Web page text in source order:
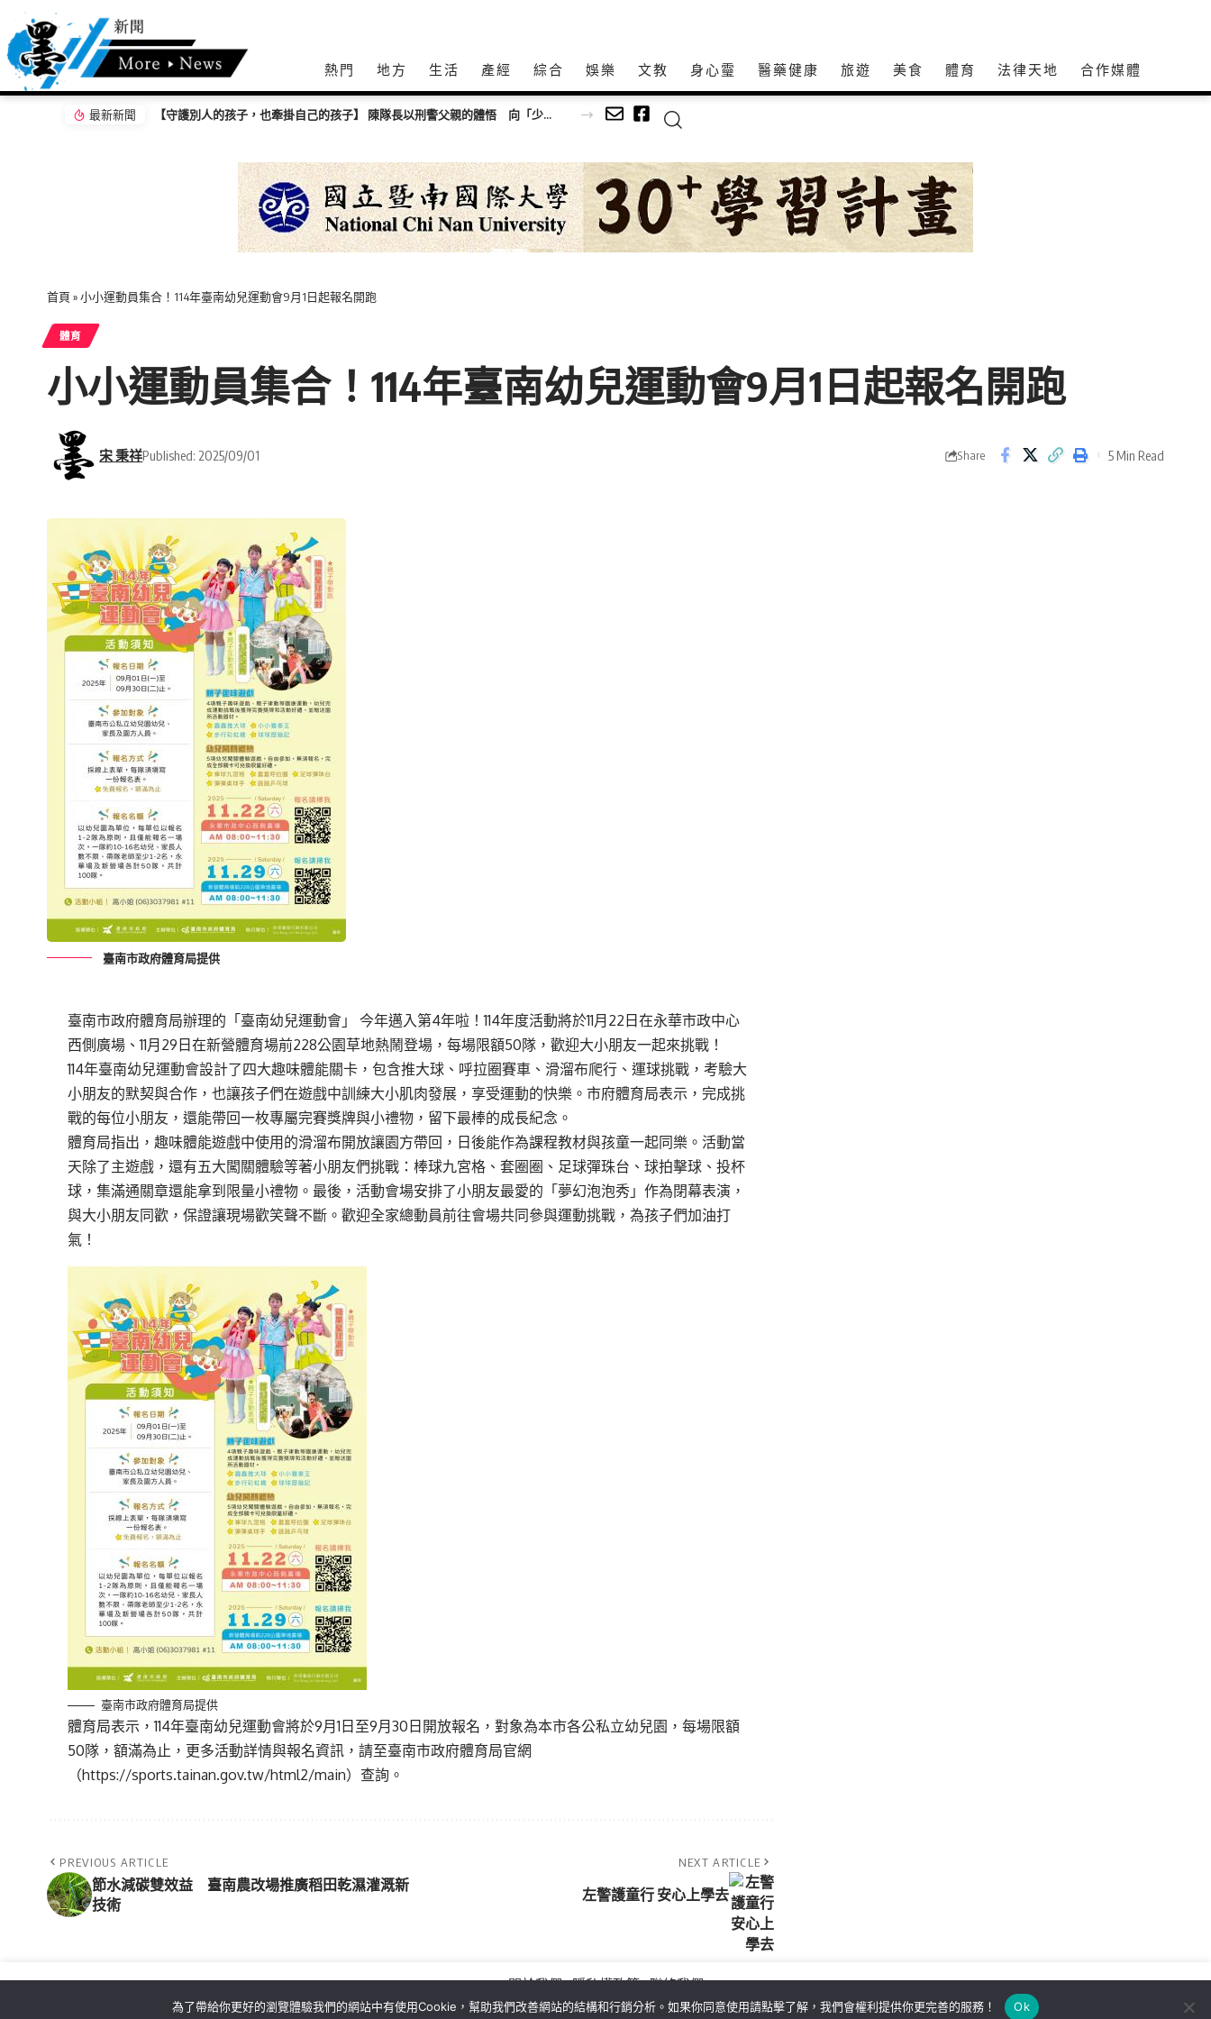
熱門 地方 生活 產經 綜合 娛樂 文教 身心𩆜 醫藥健康 旅遊 美食 體育 法律天地 合作媒體
最新新聞 【守護別人的孩子，也牽掛自己的孩子】 陳隊長以刑警父親的體悟 向「少年隊警察爸爸」致敬！
首頁 »小小運動員集合！114年臺南幼兒運動會9月1日起報名開跑
體育
小小運動員集合！114年臺南幼兒運動會9月1日起報名開跑
宋 秉祥Published: 2025/09/01 Share 5 Min Read
臺南市政府體育局提供
臺南市政府體育局辦理的「臺南幼兒運動會」 今年邁入第4年啦！114年度活動將於11月22日在永華市政中心
西側廣場、11月29日在新營體育場前228公園草地熱鬧登場，每場限額50隊，歡迎大小朋友一起來挑戰！
114年臺南幼兒運動會設計了四大趣味體能關卡，包含推大球、呼拉圈賽車、滑溜布爬行、運球挑戰，考驗大
小朋友的默契與合作，也讓孩子們在遊戲中訓練大小肌肉發展，享受運動的快樂。市府體育局表示，完成挑
戰的每位小朋友，還能帶回一枚專屬完賽獎牌與小禮物，留下最棒的成長紀念。
體育局指出，趣味體能遊戲中使用的滑溜布開放讓園方帶回，日後能作為課程教材與孩童一起同樂。活動當
天除了主遊戲，還有五大闖關體驗等著小朋友們挑戰：棒球九宮格、套圈圈、足球彈珠台、球拍擊球、投杯
球，集滿通關章還能拿到限量小禮物。最後，活動會場安排了小朋友最愛的「夢幻泡泡秀」作為閉幕表演，
與大小朋友同歡，保證讓現場歡笑聲不斷。歡迎全家總動員前往會場共同參與運動挑戰，為孩子們加油打
氣！
臺南市政府體育局提供
體育局表示，114年臺南幼兒運動會將於9月1日至9月30日開放報名，對象為本市各公私立幼兒園，每場限額
50隊，額滿為止，更多活動詳情與報名資訊，請至臺南市政府體育局官網
（https://sports.tainan.gov.tw/html2/main）查詢。
PREVIOUS ARTICLE
節水減碳雙效益 臺南農改場推廣稻田乾濕灌溉新
技術
NEXT ARTICLE
左警護童行 安心上學去
關於我們 隱私權政策 聯絡我們
為了帶給你更好的瀏覽體驗我們的網站中有使用Cookie，幫助我們改善網站的結構和行銷分析。如果你同意使用請點擊了解，我們會權利提供你更完善的服務！ Ok